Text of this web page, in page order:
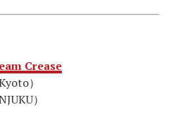
Crease
）
）